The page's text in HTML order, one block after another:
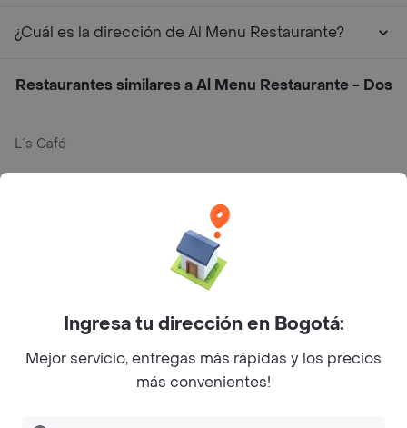
¿Cuál es la dirección de Al Menu Restaurante?
Restaurantes similares a Al Menu Restaurante - Dos
L´s Café
Myriam Camhi Co
Magnifique
Empanaditas de Pipian - Empanadas
Ingresa tu dirección en Bogotá:
Mejor servicio, entregas más rápidas y los precios
más convenientes!